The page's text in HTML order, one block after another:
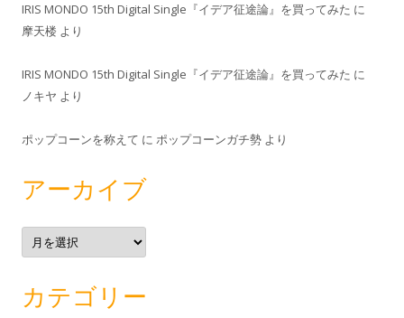
IRIS MONDO 15th Digital Single『イデア征途論』を買ってみた に
摩天楼 より
IRIS MONDO 15th Digital Single『イデア征途論』を買ってみた に
ノキヤ より
ポップコーンを称えて に ポップコーンガチ勢 より
アーカイブ
ア
ー
カ
カテゴリー